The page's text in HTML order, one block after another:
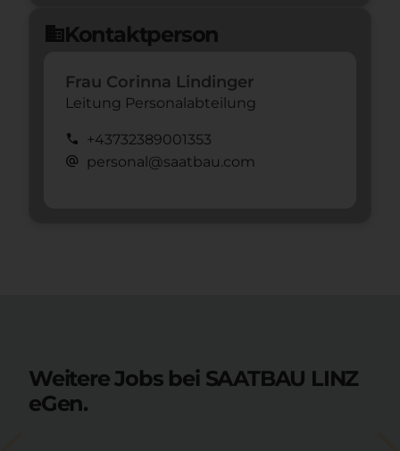
domainKontaktperson
Frau Corinna Lindinger
Leitung Personalabteilung
call +43732389001353
alternate_email personal@saatbau.com
Weitere Jobs bei SAATBAU LINZ
eGen.